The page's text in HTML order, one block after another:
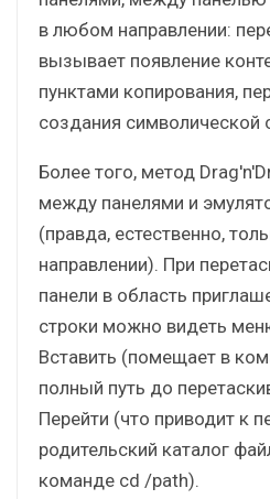
в любом направлении:
вызывает появление
пунктами копирования,
создания символической
Более того, метод
между панелями и
(правда, естественно,
направлении). При
панели в область
строки можно видеть
Вставить (помещает в
полный путь до
Перейти (что приводит к
родительский каталог
команде cd /path).